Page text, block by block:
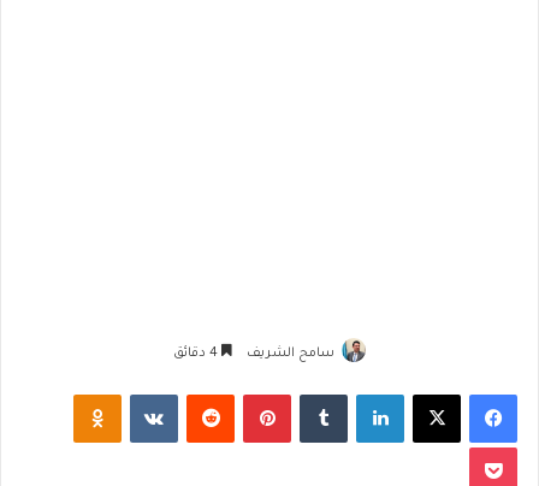
سامح الشريف
فيسبوك لينكدإن بينتيريست